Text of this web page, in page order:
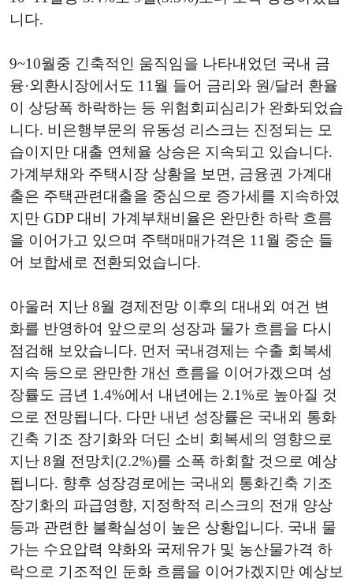
니다.
9~10월중 긴축적인 움직임을 나타내었던 국내 금
융·외환시장에서도 11월 들어 금리와 원/달러 환율
이 상당폭 하락하는 등 위험회피심리가 완화되었습
니다. 비은행부문의 유동성 리스크는 진정되는 모
습이지만 대출 연체율 상승은 지속되고 있습니다.
가계부채와 주택시장 상황을 보면, 금융권 가계대
출은 주택관련대출을 중심으로 증가세를 지속하였
지만 GDP 대비 가계부채비율은 완만한 하락 흐름
을 이어가고 있으며 주택매매가격은 11월 중순 들
어 보합세로 전환되었습니다.
아울러 지난 8월 경제전망 이후의 대내외 여건 변
화를 반영하여 앞으로의 성장과 물가 흐름을 다시
점검해 보았습니다. 먼저 국내경제는 수출 회복세
지속 등으로 완만한 개선 흐름을 이어가겠으며 성
장률도 금년 1.4%에서 내년에는 2.1%로 높아질 것
으로 전망됩니다. 다만 내년 성장률은 국내외 통화
긴축 기조 장기화와 더딘 소비 회복세의 영향으로
지난 8월 전망치(2.2%)를 소폭 하회할 것으로 예상
됩니다. 향후 성장경로에는 국내외 통화긴축 기조
장기화의 파급영향, 지정학적 리스크의 전개 양상
등과 관련한 불확실성이 높은 상황입니다. 국내 물
가는 수요압력 약화와 국제유가 및 농산물가격 하
락으로 기조적인 둔화 흐름을 이어가겠지만 예상보